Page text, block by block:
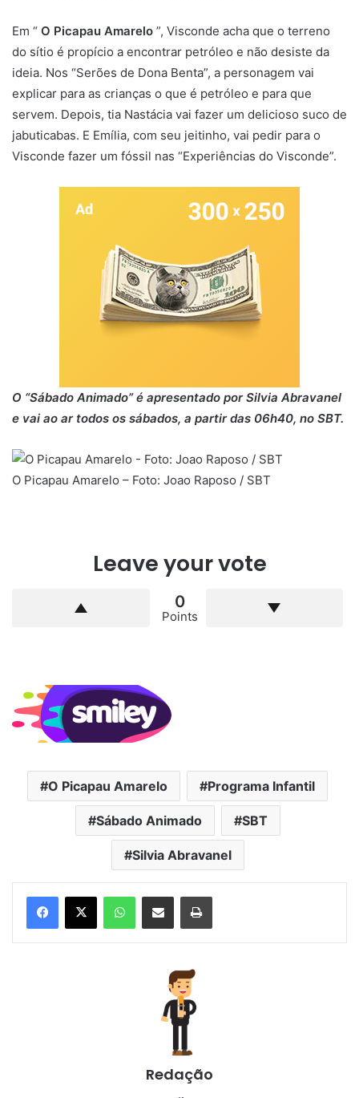
Em “ O Picapau Amarelo ”, Visconde acha que o terreno
do sítio é propício a encontrar petróleo e não desiste da
ideia. Nos “Serões de Dona Benta”, a personagem vai
explicar para as crianças o que é petróleo e para que
servem. Depois, tia Nastácia vai fazer um delicioso suco de
jabuticabas. E Emília, com seu jeitinho, vai pedir para o
Visconde fazer um fóssil nas “Experiências do Visconde”.
O “Sábado Animado” é apresentado por Silvia Abravanel
e vai ao ar todos os sábados, a partir das 06h40, no SBT.
O Picapau Amarelo – Foto: Joao Raposo / SBT
Leave your vote
0
Points
O Picapau Amarelo Programa Infantil
Sábado Animado SBT
Silvia Abravanel
WhatsApp
Compartilhar via e-mail Imprimir
Redação